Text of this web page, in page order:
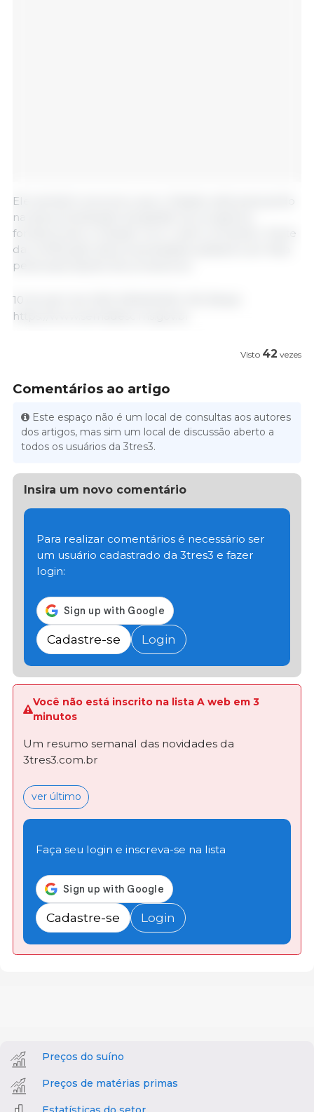
Ele também anunciou que o Estado está avançando
na descentralização da gestão do programa,
fortalecendo a relação com o setor produtivo. Parte
da certificação das propriedades passará a ser feita
pelas associações de produtores.
10 de abril de 2025 /SEMADESC MS /Brasil.
https://www.semadesc.ms.gov.br
Visto 42 vezes
Comentários ao artigo
Este espaço não é um local de consultas aos autores
dos artigos, mas sim um local de discussão aberto a
todos os usuários da 3tres3.
Insira um novo comentário
Para realizar comentários é necessário ser
um usuário cadastrado da 3tres3 e fazer
login:
Cadastre-se Login
Você não está inscrito na lista A web em 3
minutos
Um resumo semanal das novidades da
3tres3.com.br
ver último
Faça seu login e inscreva-se na lista
Cadastre-se Login
Preços do suíno
Preços de matérias primas